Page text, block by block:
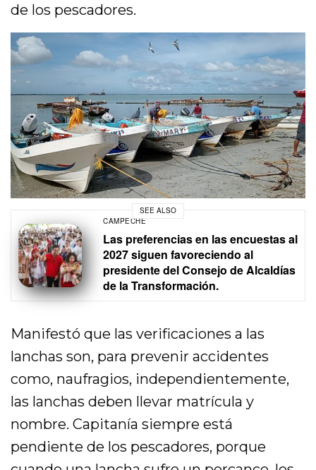
de los pescadores.
SEE ALSO
CAMPECHE
Las preferencias en las encuestas al
2027 siguen favoreciendo al
presidente del Consejo de Alcaldías
de la Transformación.
Manifestó que las verificaciones a las
lanchas son, para prevenir accidentes
como, naufragios, independientemente,
las lanchas deben llevar matrícula y
nombre. Capitanía siempre está
pendiente de los pescadores, porque